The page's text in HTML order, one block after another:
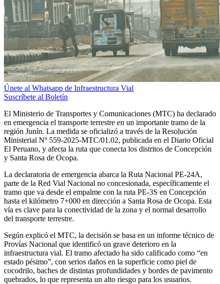
Únete al Whatsapp de Infraestructura Vial
Suscríbete al Boletín
El Ministerio de Transportes y Comunicaciones (MTC) ha declarado
en emergencia el transporte terrestre en un importante tramo de la
región Junín. La medida se oficializó a través de la Resolución
Ministerial Nº 559-2025-MTC/01.02, publicada en el Diario Oficial
El Peruano, y afecta la ruta que conecta los distritos de Concepción
y Santa Rosa de Ocopa.
La declaratoria de emergencia abarca la Ruta Nacional PE-24A,
parte de la Red Vial Nacional no concesionada, específicamente el
tramo que va desde el empalme con la ruta PE-3S en Concepción
hasta el kilómetro 7+000 en dirección a Santa Rosa de Ocopa. Esta
vía es clave para la conectividad de la zona y el normal desarrollo
del transporte terrestre.
Según explicó el MTC, la decisión se basa en un informe técnico de
Provías Nacional que identificó un grave deterioro en la
infraestructura vial. El tramo afectado ha sido calificado como “en
estado pésimo”, con serios daños en la superficie como piel de
cocodrilo, baches de distintas profundidades y bordes de pavimento
quebrados, lo que representa un alto riesgo para los usuarios.